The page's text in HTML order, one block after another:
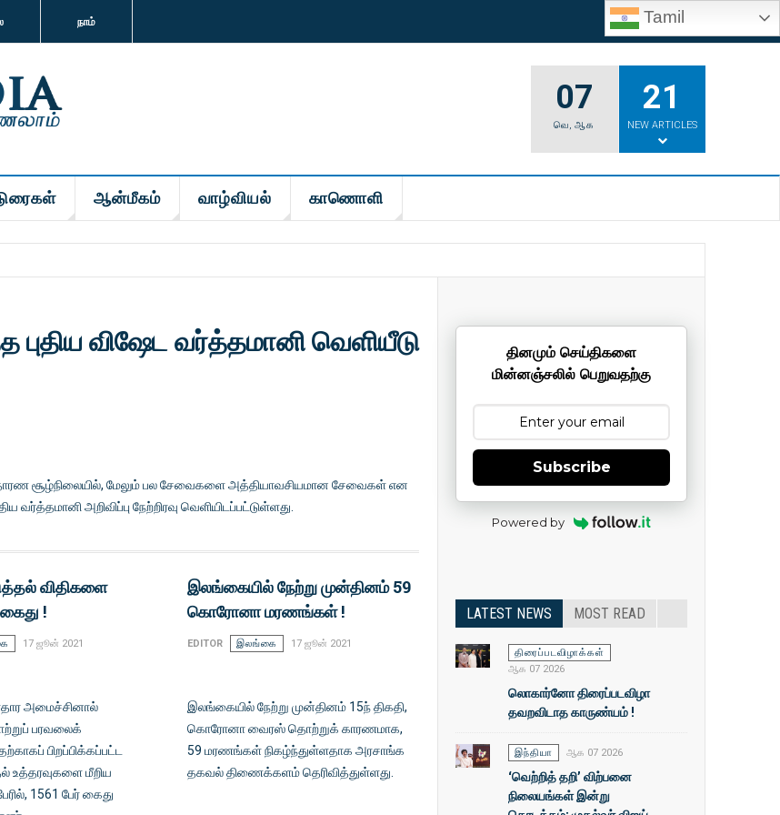
நாம் Tamil
07
வெ,ஆக
21
NEW ARTICLES
ஆன்மீகம் வாழ்வியல் காணொளி
விஷேட வர்த்தமானி வெளியீடு
சூழ்நிலையில், மேலும் பல சேவைகளை அத்தியாவசியமான சேவைகள் என
அறிவிப்பு நேற்றிரவு வெளியிடப்பட்டுள்ளது.
விதிகளை
!
17 ஜூன் 2021
அமைச்சினால்
பரவலைக்
பிறப்பிக்கப்பட்ட
உத்தரவுகளை மீறிய
1561 பேர் கைது
இலங்கையில் நேற்று முன்தினம் 59
கொரோனா மரணங்கள் !
EDITOR இலங்கை 17 ஜூன் 2021
இலங்கையில் நேற்று முன்தினம் 15ந் திகதி,
கொரோனா வைரஸ் தொற்றுக் காரணமாக,
59 மரணங்கள் நிகழ்ந்துள்ளதாக அரசாங்க
தகவல் திணைக்களம் தெரிவித்துள்ளது.
தினமும் செய்திகளை
மின்னஞ்சலில் பெறுவதற்கு
Subscribe
Powered by
LATEST NEWS MOST READ
திரைப்படவிழாக்கள்
ஆக 07 2026
லொகார்னோ திரைப்படவிழா
தவறவிடாத காருண்யம் !
இந்தியா ஆக 07 2026
‘வெற்றித் தறி’ விற்பனை
நிலையங்கள் இன்று